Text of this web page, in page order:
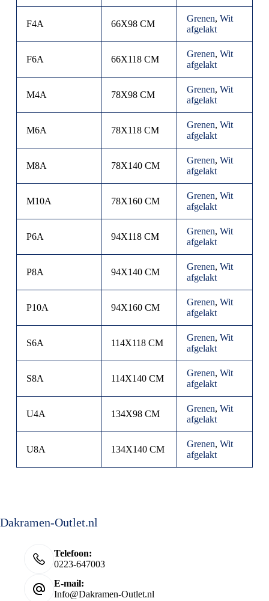
F4A 66X98 CM
Grenen, Wit
afgelakt
F6A 66X118 CM
Grenen, Wit
afgelakt
M4A 78X98 CM
Grenen, Wit
afgelakt
M6A 78X118 CM
Grenen, Wit
afgelakt
M8A 78X140 CM
Grenen, Wit
afgelakt
M10A 78X160 CM
Grenen, Wit
afgelakt
P6A 94X118 CM
Grenen, Wit
afgelakt
P8A 94X140 CM
Grenen, Wit
afgelakt
P10A 94X160 CM
Grenen, Wit
afgelakt
S6A 114X118 CM
Grenen, Wit
afgelakt
S8A 114X140 CM
Grenen, Wit
afgelakt
U4A 134X98 CM
Grenen, Wit
afgelakt
U8A 134X140 CM
Grenen, Wit
afgelakt
Dakramen-Outlet.nl
Telefoon:
0223-647003
E-mail:
Info@Dakramen-Outlet.nl